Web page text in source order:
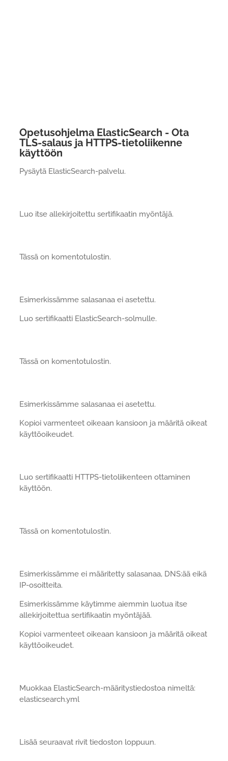
Opetusohjelma ElasticSearch - Ota
TLS-salaus ja HTTPS-tietoliikenne
käyttöön
Pysäytä ElasticSearch-palvelu.
Luo itse allekirjoitettu sertifikaatin myöntäjä.
Tässä on komentotulostin.
Esimerkissämme salasanaa ei asetettu.
Luo sertifikaatti ElasticSearch-solmulle.
Tässä on komentotulostin.
Esimerkissämme salasanaa ei asetettu.
Kopioi varmenteet oikeaan kansioon ja määritä oikeat
käyttöoikeudet.
Luo sertifikaatti HTTPS-tietoliikenteen ottaminen
käyttöön.
Tässä on komentotulostin.
Esimerkissämme ei määritetty salasanaa, DNS:ää eikä
IP-osoitteita.
Esimerkissämme käytimme aiemmin luotua itse
allekirjoitettua sertifikaatin myöntäjää.
Kopioi varmenteet oikeaan kansioon ja määritä oikeat
käyttöoikeudet.
Muokkaa ElasticSearch-määritystiedostoa nimeltä:
elasticsearch.yml
Lisää seuraavat rivit tiedoston loppuun.